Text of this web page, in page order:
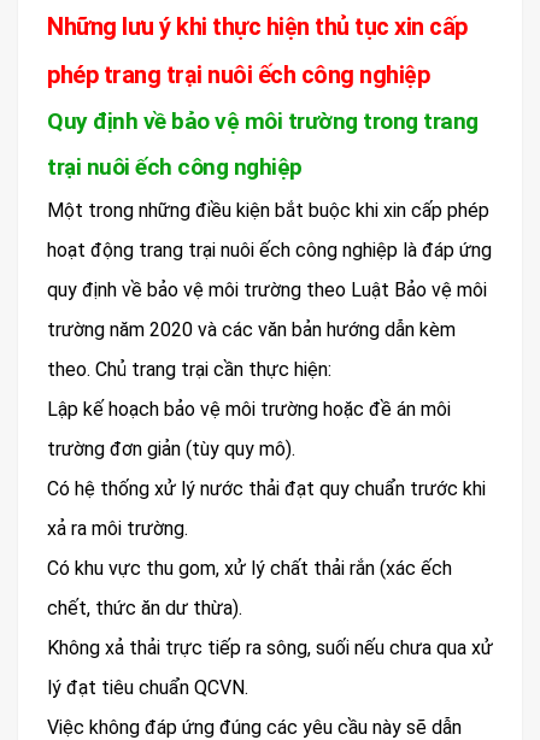
Những lưu ý khi thực hiện thủ tục xin cấp
phép trang trại nuôi ếch công nghiệp
Quy định về bảo vệ môi trường trong trang
trại nuôi ếch công nghiệp
Một trong những điều kiện bắt buộc khi xin cấp phép
hoạt động trang trại nuôi ếch công nghiệp là đáp ứng
quy định về bảo vệ môi trường theo Luật Bảo vệ môi
trường năm 2020 và các văn bản hướng dẫn kèm
theo. Chủ trang trại cần thực hiện:
Lập kế hoạch bảo vệ môi trường hoặc đề án môi
trường đơn giản (tùy quy mô).
Có hệ thống xử lý nước thải đạt quy chuẩn trước khi
xả ra môi trường.
Có khu vực thu gom, xử lý chất thải rắn (xác ếch
chết, thức ăn dư thừa).
Không xả thải trực tiếp ra sông, suối nếu chưa qua xử
lý đạt tiêu chuẩn QCVN.
Việc không đáp ứng đúng các yêu cầu này sẽ dẫn